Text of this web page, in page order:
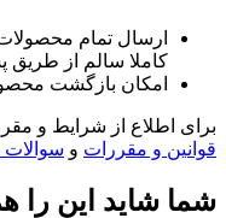
ارسال تمام
کاملا سالم از طریق
امکان بازگشت
برای اطلاع از شرایط و
قوانین و مقررات و سوالات
شما شاید این را